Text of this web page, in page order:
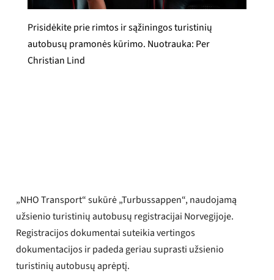
Prisidėkite prie rimtos ir sąžiningos turistinių
autobusų pramonės kūrimo. Nuotrauka: Per
Christian Lind
„NHO Transport“ sukūrė „Turbussappen“, naudojamą
užsienio turistinių autobusų registracijai Norvegijoje.
Registracijos dokumentai suteikia vertingos
dokumentacijos ir padeda geriau suprasti užsienio
turistinių autobusų aprėptį.